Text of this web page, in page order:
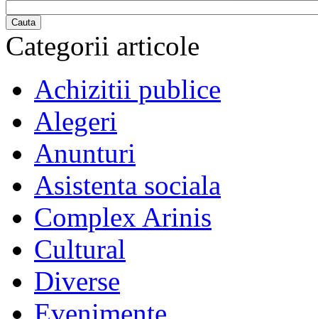
Cauta
Categorii articole
Achizitii publice
Alegeri
Anunturi
Asistenta sociala
Complex Arinis
Cultural
Diverse